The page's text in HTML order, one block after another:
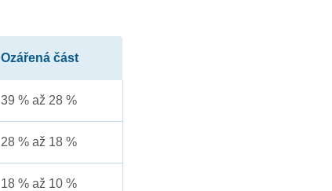
Ozářená část
39 % až 28 %
28 % až 18 %
18 % až 10 %